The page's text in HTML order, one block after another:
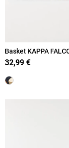
Basket KAPPA
(24-30)
32,99 €